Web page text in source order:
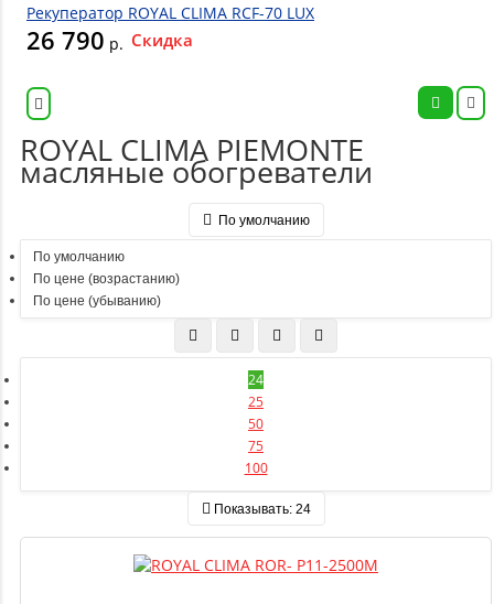
Рекуператор ROYAL CLIMA RCF-70 LUX
26 790 р. Скидка
ROYAL CLIMA PIEMONTE
масляные обогреватели
По умолчанию
По умолчанию
По цене (возрастанию)
По цене (убыванию)
24
25
50
75
100
Показывать: 24